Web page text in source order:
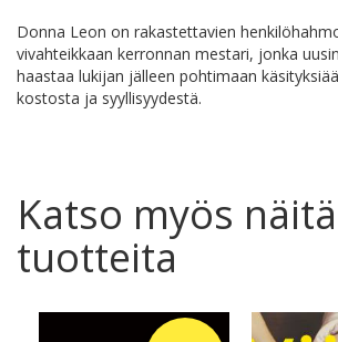
Donna Leon on rakastettavien
vivahteikkaan kerronnan mestari, jonka
haastaa lukijan jälleen pohtimaan
kostosta ja syyllisyydestä.
Katso myös näitä
tuotteita